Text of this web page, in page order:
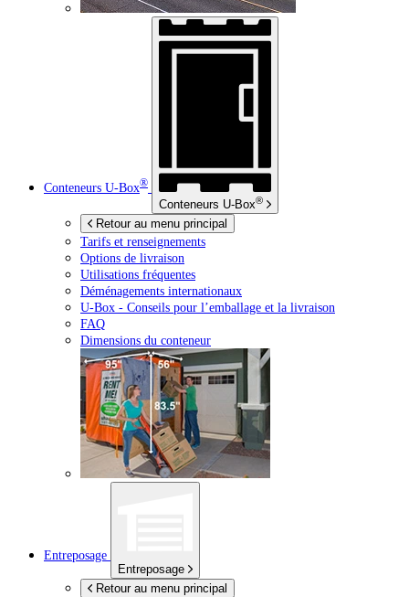
Conteneurs U-Box®
Conteneurs U-Box®
Retour au menu principal
Tarifs et renseignements
Options de livraison
Utilisations fréquentes
Déménagements internationaux
U-Box - Conseils pour l’emballage et la livraison
FAQ
Dimensions du conteneur
Entreposage
Entreposage
Retour au menu principal